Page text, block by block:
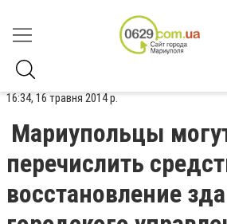
16:34, 16 травня 2014 р.
Мариупольцы
перечислить
восстановление